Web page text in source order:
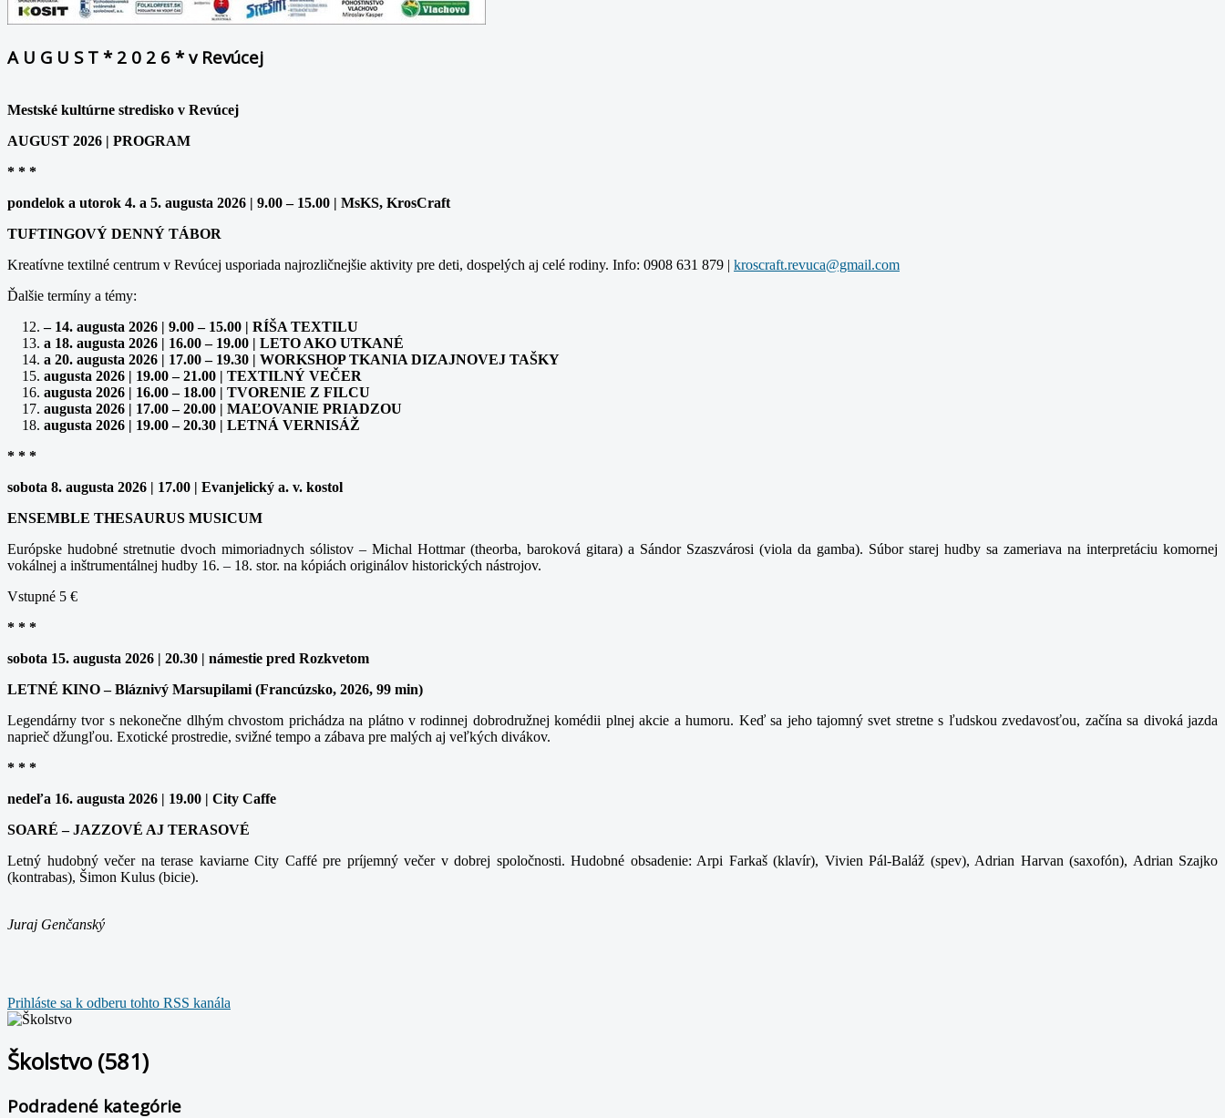
A U G U S T * 2 0 2 6 * v Revúcej
Mestské kultúrne stredisko v Revúcej
AUGUST 2026 | PROGRAM
* * *
pondelok a utorok 4. a 5. augusta 2026 | 9.00 – 15.00 | MsKS, KrosCraft
TUFTINGOVÝ DENNÝ TÁBOR
Kreatívne textilné centrum v Revúcej usporiada najrozličnejšie aktivity pre deti, dospelých aj celé rodiny. Info: 0908 631 879 |
Ďalšie termíny a témy:
– 14. augusta 2026 | 9.00 – 15.00 | RÍŠA TEXTILU
a 18. augusta 2026 | 16.00 – 19.00 | LETO AKO UTKANÉ
a 20. augusta 2026 | 17.00 – 19.30 | WORKSHOP TKANIA DIZAJNOVEJ TAŠKY
augusta 2026 | 19.00 – 21.00 | TEXTILNÝ VEČER
augusta 2026 | 16.00 – 18.00 | TVORENIE Z FILCU
augusta 2026 | 17.00 – 20.00 | MAĽOVANIE PRIADZOU
augusta 2026 | 19.00 – 20.30 | LETNÁ VERNISÁŽ
* * *
sobota 8. augusta 2026 | 17.00 | Evanjelický a. v. kostol
ENSEMBLE THESAURUS MUSICUM
Európske hudobné stretnutie dvoch mimoriadnych sólistov – Michal Hottmar (theorba, baroková gitara) a Sándor Szaszvárosi (viola da gamba). Súbor starej hudby sa zameriava na interpretáciu komornej
vokálnej a inštrumentálnej hudby 16. – 18. stor. na kópiách originálov historických nástrojov.
Vstupné 5 €
* * *
sobota 15. augusta 2026 | 20.30 | námestie pred Rozkvetom
LETNÉ KINO – Bláznivý Marsupilami (Francúzsko, 2026, 99 min)
Legendárny tvor s nekonečne dlhým chvostom prichádza na plátno v rodinnej dobrodružnej komédii plnej akcie a humoru. Keď sa jeho tajomný svet stretne s ľudskou zvedavosťou, začína sa divoká jazda
naprieč džungľou. Exotické prostredie, svižné tempo a zábava pre malých aj veľkých divákov.
* * *
nedeľa 16. augusta 2026 | 19.00 | City Caffe
SOARÉ – JAZZOVÉ AJ TERASOVÉ
Letný hudobný večer na terase kaviarne City Caffé pre príjemný večer v dobrej spoločnosti. Hudobné obsadenie: Arpi Farkaš (klavír), Vivien Pál-Baláž (spev), Adrian Harvan (saxofón), Adrian Szajko
(kontrabas), Šimon Kulus (bicie).
Juraj Genčanský
Prihláste sa k odberu tohto RSS kanála
Školstvo (581)
Podradené kategórie